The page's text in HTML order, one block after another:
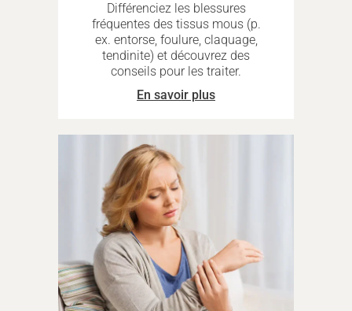
Différenciez les blessures
fréquentes des tissus mous (p.
ex. entorse, foulure, claquage,
tendinite) et découvrez des
conseils pour les traiter.
En savoir plus